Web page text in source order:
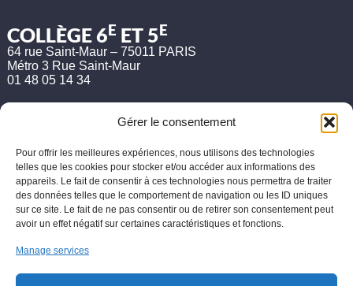
Gérer le consentement
Pour offrir les meilleures expériences, nous utilisons des technologies
telles que les cookies pour stocker et/ou accéder aux informations des
appareils. Le fait de consentir à ces technologies nous permettra de traiter
des données telles que le comportement de navigation ou les ID uniques
sur ce site. Le fait de ne pas consentir ou de retirer son consentement peut
avoir un effet négatif sur certaines caractéristiques et fonctions.
Manage services
COLLÈGE 6E ET 5E
64 rue Saint-Maur – 75011 PARIS
Métro 3 Rue Saint-Maur
01 48 05 14 34
Horaires :
Lundi, mardi, jeudi et vendredi :
Mercredi : 8 h 25 à 12 h 25
Etude du soir :
Lundi, mardi et jeudi jusqu’à 18 h
LYCÉE ET BTS
Métro 3 Parmentier